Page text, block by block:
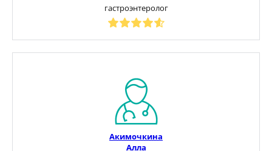
гастроэнтеролог
Акимочкина
Алла